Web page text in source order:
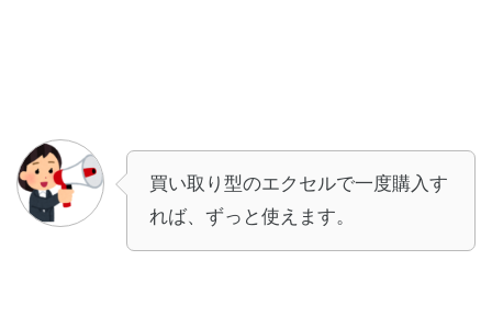
買い取り型のエクセルで一度購入す
れば、ずっと使えます。